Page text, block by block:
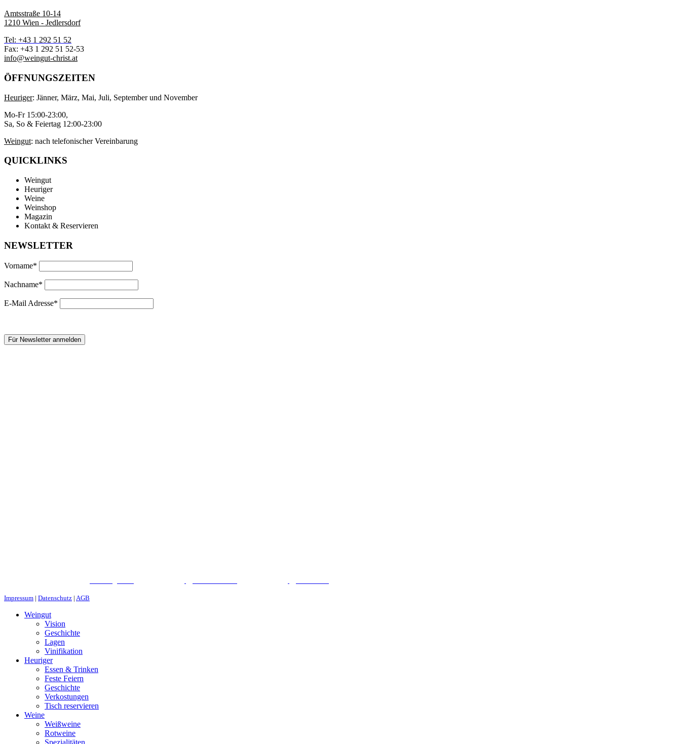
Amtsstraße 10-14
1210 Wien - Jedlersdorf
Tel: +43 1 292 51 52
Fax: +43 1 292 51 52-53
info@weingut-christ.at
ÖFFNUNGSZEITEN
Heuriger: Jänner, März, Mai, Juli, September und November
Mo-Fr 15:00-23:00,
Sa, So & Feiertag 12:00-23:00
Weingut: nach telefonischer Vereinbarung
QUICKLINKS
Weingut
Heuriger
Weine
Weinshop
Magazin
Kontakt & Reservieren
NEWSLETTER
Vorname*
Nachname*
E-Mail Adresse*
Impressum | Datenschutz | AGB
Weingut
Vision
Geschichte
Lagen
Vinifikation
Heuriger
Essen & Trinken
Feste Feiern
Geschichte
Verkostungen
Tisch reservieren
Weine
Weißweine
Rotweine
Spezialitäten